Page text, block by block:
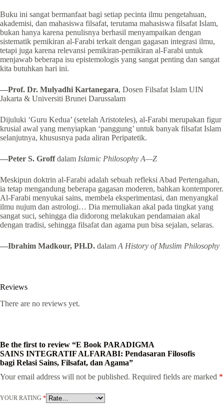
Buku ini sangat bermanfaat bagi setiap pecinta ilmu pengetahuan,
akademisi, dan mahasiswa filsafat, terutama mahasiswa filsafat Islam,
bukan hanya karena penulisnya berhasil menyampaikan dengan
sistematik pemikiran al-Farabi terkait dengan gagasan integrasi ilmu,
tetapi juga karena relevansi pemikiran-pemikiran al-Farabi untuk
menjawab beberapa isu epistemologis yang sangat penting dan sangat
kita butuhkan hari ini.
—Prof. Dr. Mulyadhi Kartanegara, Dosen Filsafat Islam UIN
Jakarta & Universiti Brunei Darussalam
Dijuluki ‘Guru Kedua’ (setelah Aristoteles), al-Farabi merupakan figur
krusial awal yang menyiapkan ‘panggung’ untuk banyak filsafat Islam
selanjutnya, khususnya pada aliran Peripatetik.
—Peter S. Groffdalam Islamic Philosophy A—Z
Meskipun doktrin al-Farabi adalah sebuah refleksi Abad Pertengahan,
ia tetap mengandung beberapa gagasan moderen, bahkan kontemporer.
Al-Farabi menyukai sains, membela eksperimentasi, dan menyangkal
ilmu nujum dan astrologi… Dia memuliakan akal pada tingkat yang
sangat suci, sehingga dia didorong melakukan pendamaian akal
dengan tradisi, sehingga filsafat dan agama pun bisa sejalan, selaras.
—Ibrahim Madkour, PH.D. dalam A History of Muslim Philosophy
Reviews
There are no reviews yet.
Be the first to review “E Book PARADIGMA
SAINS INTEGRATIF ALFARABI: Pendasaran Filosofis
bagi Relasi Sains, Filsafat, dan Agama”
Your email address will not be published. Required fields are marked *
YOUR RATING *